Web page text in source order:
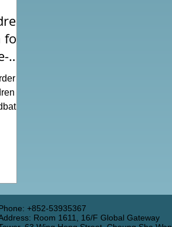
for
Of
+852-53935367
Room 1611, 16/F Global Gateway